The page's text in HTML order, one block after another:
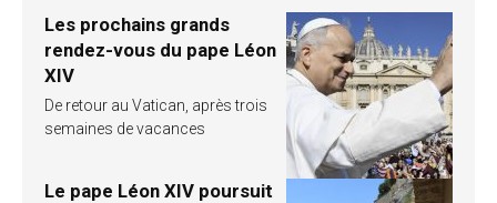
Les prochains grands
rendez-vous du pape Léon
XIV
De retour au Vatican, après trois
semaines de vacances
Le pape Léon XIV poursuit